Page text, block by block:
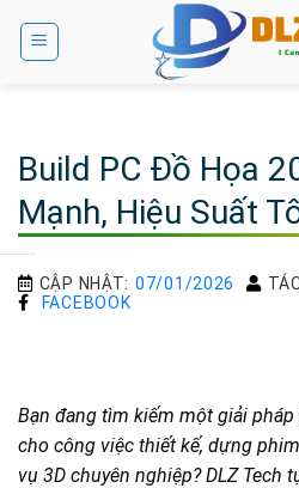
Build PC Đồ Họa
Mạnh, Hiệu Suất
CẬP NHẬT: 07/01/2026
FACEBOOK
Bạn đang tìm kiếm một giải pháp
cho công việc thiết kế, dựng
vụ 3D chuyên nghiệp? DLZ Tech